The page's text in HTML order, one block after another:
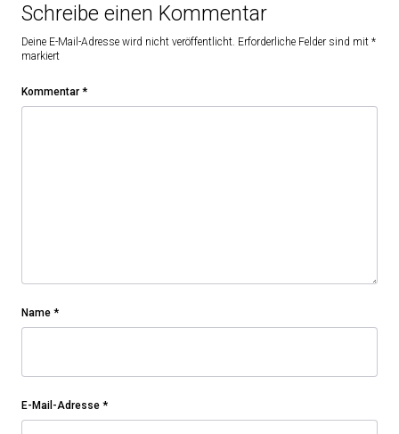
Schreibe einen Kommentar
Deine E-Mail-Adresse wird nicht veröffentlicht. Erforderliche Felder sind mit *
markiert
Kommentar *
Name *
E-Mail-Adresse *